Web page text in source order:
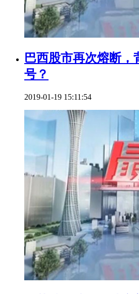
巴西股市再次熔断，
号？
2019-01-19 15:11:54